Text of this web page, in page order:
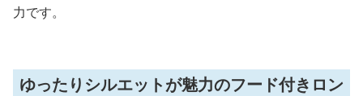
力です。
ゆったりシルエットが魅力のフード付きロン